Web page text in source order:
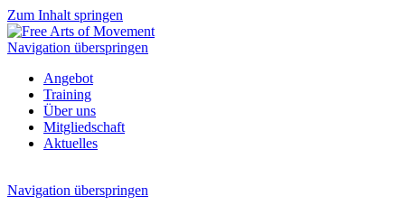
Zum Inhalt springen
Navigation überspringen
Angebot
Training
Über uns
Mitgliedschaft
Aktuelles
Navigation überspringen